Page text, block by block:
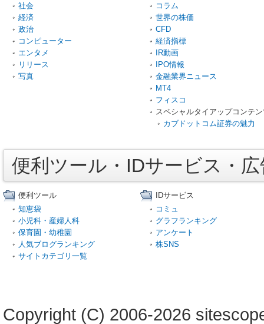
社会
経済
政治
コンピューター
エンタメ
リリース
写真
コラム
世界の株価
CFD
経済指標
IR動画
IPO情報
金融業界ニュース
MT4
フィスコ
スペシャルタイアップコンテ
カブドットコム証券の魅力
便利ツール・IDサービス・
便利ツール
知恵袋
小児科・産婦人科
保育園・幼稚園
人気ブログランキング
サイトカテゴリ一覧
IDサービス
コミュ
グラフランキング
アンケート
株SNS
Copyright (C) 2006-2026